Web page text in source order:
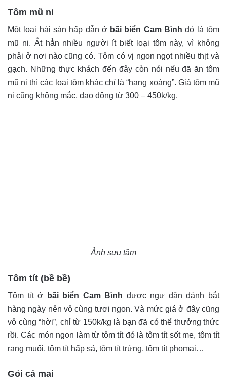
Tôm mũ ni
Một loại hải sản hấp dẫn ở bãi biển Cam Bình đó là tôm
mũ ni. Ắt hẳn nhiều người ít biết loại tôm này, vì không
phải ở nơi nào cũng có. Tôm có vị ngon ngọt nhiều thịt và
gạch. Những thực khách đến đây còn nói nếu đã ăn tôm
mũ ni thì các loại tôm khác chỉ là “hạng xoàng”. Giá tôm mũ
ni cũng không mắc, dao động từ 300 – 450k/kg.
Ảnh sưu tầm
Tôm tít (bề bề)
Tôm tít ở bãi biển Cam Bình được ngư dân đánh bắt
hàng ngày nên vô cùng tươi ngon. Và mức giá ở đây cũng
vô cùng “hời”, chỉ từ 150k/kg là bạn đã có thể thưởng thức
rồi. Các món ngon làm từ tôm tít đó là tôm tít sốt me, tôm tít
rang muối, tôm tít hấp sả, tôm tít trứng, tôm tít phomai…
Gỏi cá mai